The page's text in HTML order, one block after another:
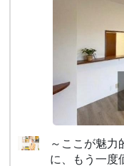
～ここが魅力
に、もう一度